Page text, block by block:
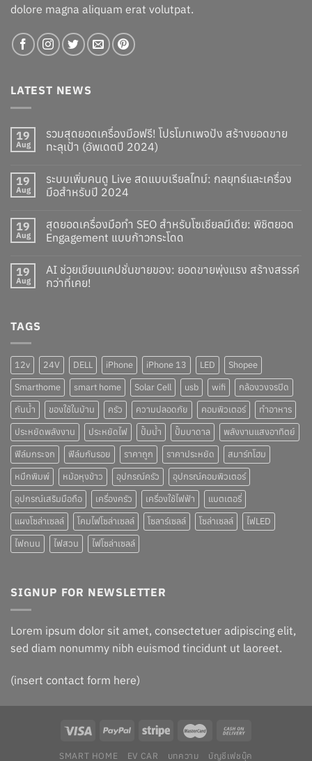
dolore magna aliquam erat volutpat.
LATEST NEWS
19
Aug
รวมสุดยอดเครื่องมือฟรี! โปรโมทเพจปัง สร้างยอดขาย
ทะลุเป้า (อัพเดตปี 2024)
19
Aug
ระบบเพิ่มคนดู Live สดแบบเรียลไทม์: กลยุทธ์และเครื่อง
มือสำหรับปี 2024
19
Aug
สุดยอดเครื่องมือทำ SEO สำหรับโซเชียลมีเดีย: พิชิตยอด
Engagement แบบก้าวกระโดด
19
Aug
AI ช่วยเขียนแคปชั่นขายของ: ยอดขายพุ่งแรง สร้างสรรค์
กว่าที่เคย!
TAGS
12v 24V DELL iPhone iPhone 13 LED
Shopee
Smarthome
smart home Solar Cell usb wifi
กล้องวงจรปิด
กันน้ำ
ของใช้ในบ้าน ครัว ความปลอดภัย คอมพิวเตอร์
ทำอาหาร
ประหยัดพลังงาน
ประหยัดไฟ ปั๊มน้ำ ปั๊มบาดาล
พลังงานแสงอาทิตย์
ฟิล์มกระจก
ฟิล์มกันรอย ราคาถูก ราคาประหยัด
สมาร์ทโฮม
หมึกพิมพ์
หม้อหุงข้าว อุปกรณ์ครัว
อุปกรณ์คอมพิวเตอร์
อุปกรณ์เสริมมือถือ
เครื่องครัว เครื่องใช้ไฟฟ้า
แบตเตอรี่
แผงโซล่าเซลล์
โคมไฟโซล่าเซลล์ โซลาร์เซลล์ โซล่าเซลล์
ไฟLED
ไฟถนน
ไฟสวน ไฟโซล่าเซลล์
SIGNUP FOR NEWSLETTER
Lorem ipsum dolor sit amet, consectetuer adipiscing elit,
sed diam nonummy nibh euismod tincidunt ut laoreet.
(insert contact form here)
SMART HOME EV CAR บทความ บัญชีเฟชบุ๊ค